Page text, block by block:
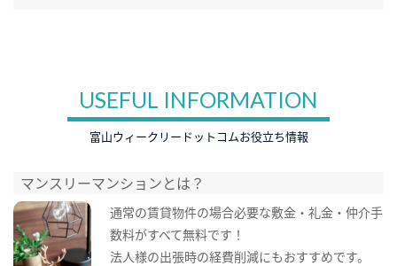
USEFUL INFORMATION
富山ウィークリードットコムお役立ち情報
マンスリーマンションとは？
通常の賃貸物件の場合必要な敷金・礼金・仲介手
数料がすべて無料です！
法人様の出張時の経費削減にもおすすめです。